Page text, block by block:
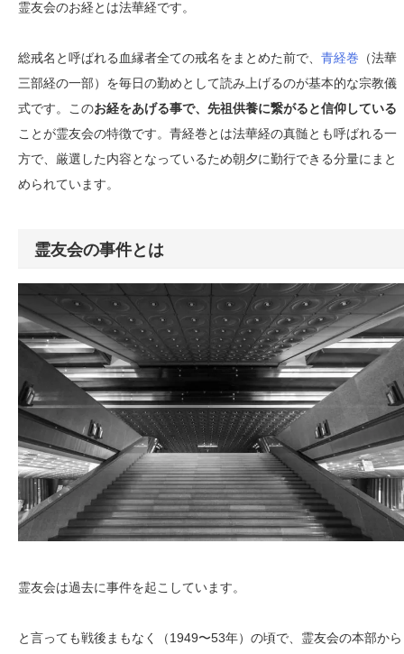
霊友会のお経とは法華経です。
総戒名と呼ばれる血縁者全ての戒名をまとめた前で、 青経巻 （法華
三部経の一部）を毎日の勤めとして読み上げるのが基本的な宗教儀
式です。このお経をあげる事で、先祖供養に繋がると信仰している
ことが霊友会の特徴です。青経巻とは法華経の真髄とも呼ばれる一
方で、厳選した内容となっているため朝夕に勤行できる分量にまと
められています。
霊友会の事件とは
霊友会は過去に事件を起こしています。
と言っても戦後まもなく（1949〜53年）の頃で、霊友会の本部から